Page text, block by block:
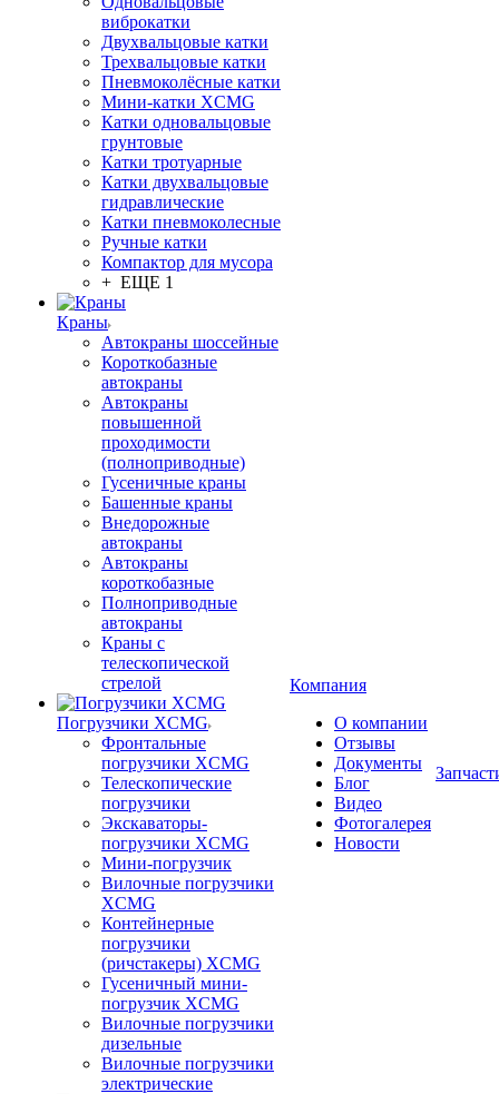
виброкатки
Двухвальцовые катки
Трехвальцовые катки
Пневмоколёсные катки
Мини-катки XCMG
Катки одновальцовые
грунтовые
Катки тротуарные
Катки двухвальцовые
гидравлические
Катки пневмоколесные
Ручные катки
Компактор для мусора
+ ЕЩЕ 1
Краны
Автокраны шоссейные
Короткобазные
автокраны
Автокраны
повышенной
проходимости
(полноприводные)
Гусеничные краны
Башенные краны
Внедорожные
автокраны
Автокраны
короткобазные
Полноприводные
автокраны
Краны с
телескопической
стрелой
Погрузчики XCMG
Фронтальные
погрузчики XCMG
Телескопические
погрузчики
Экскаваторы-
погрузчики XCMG
Мини-погрузчик
Вилочные погрузчики
XCMG
Контейнерные
погрузчики
(ричстакеры) XCMG
Гусеничный мини-
погрузчик XCMG
Вилочные погрузчики
дизельные
Вилочные погрузчики
электрические
Компания
О компании
Отзывы
Документы
Блог
Видео
Фотогалерея
Новости